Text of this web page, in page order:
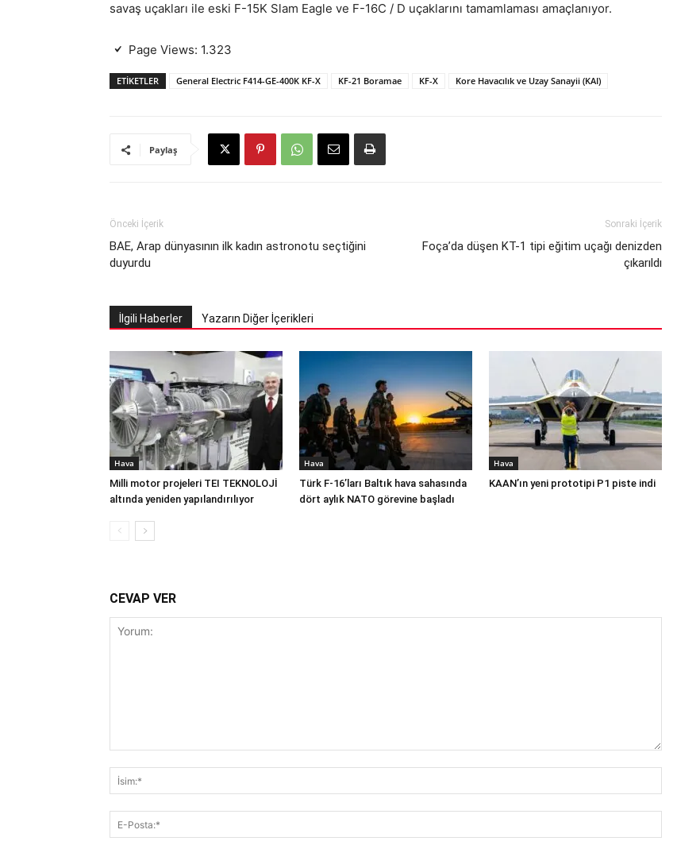
savaş uçakları ile eski F-15K Slam Eagle ve F-16C / D uçaklarını tamamlaması amaçlanıyor.
Page Views: 1.323
ETIKETLER General Electric F414-GE-400K KF-X KF-21 Boramae KF-X Kore Havacılık ve Uzay Sanayii (KAI)
Paylaş
Önceki İçerik
BAE, Arap dünyasının ilk kadın astronotu seçtiğini
duyurdu
Sonraki İçerik
Foça’da düşen KT-1 tipi eğitim uçağı denizden
çıkarıldı
İlgili Haberler Yazarın Diğer İçerikleri
Hava
Milli motor projeleri TEI TEKNOLOJİ
altında yeniden yapılandırılıyor
Hava
Türk F-16’ları Baltık hava sahasında
dört aylık NATO görevine başladı
Hava
KAAN’ın yeni prototipi P1 piste indi
CEVAP VER